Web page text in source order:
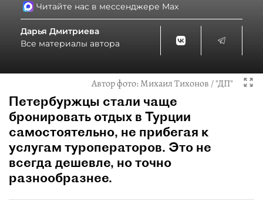
Читайте нас в мессенджере Max
Дарья Дмитриева
Все материалы автора
Автор фото:Михаил Тихонов / "ДП"
Петербуржцы стали чаще
бронировать отдых в Турции
самостоятельно, не прибегая к
услугам туроператоров. Это не
всегда дешевле, но точно
разнообразнее.